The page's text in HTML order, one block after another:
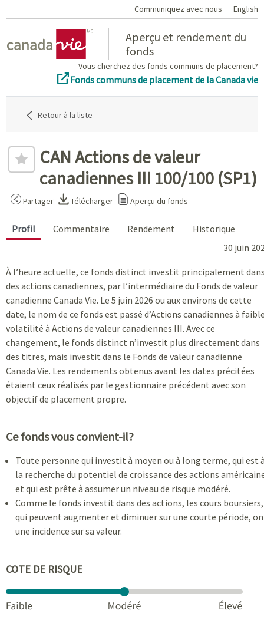
Communiquez avec nous English
Aperçu et rendement du
fonds
Vous cherchez des fonds communs de placement?
Fonds communs de placement de la Canada vie
Retour à la liste
CAN Actions de valeur
canadiennes III 100/100 (SP1)
Partager Télécharger Aperçu du fonds
Profil Commentaire Rendement
Historique
30 juin
À l’heure actuelle, ce fonds distinct investit principalement
des actions canadiennes, par l’intermédiaire du Fonds de valeur
canadienne Canada Vie. Le 5 juin 2026 ou aux environs de cette
date, le nom de ce fonds est passé d’Actions canadiennes à
volatilité à Actions de valeur canadiennes III. Avec ce
changement, le fonds distinct n’investit plus directement dans
des titres, mais investit dans le Fonds de valeur canadienne
Canada Vie. Les rendements obtenus avant les dates précitées
étaient ceux réalisés par le gestionnaire précédent avec son
objectif de placement propre.
Ce fonds vous convient-il?
Toute personne qui investit à moyen ou à long terme, qui est
la recherche du potentiel de croissance des actions
et qui est prête à assumer un niveau de risque modéré.
Comme le fonds investit dans des actions, les cours boursiers,
qui peuvent augmenter et diminuer sur une courte période,
une incidence sur sa valeur.
COTE DE RISQUE